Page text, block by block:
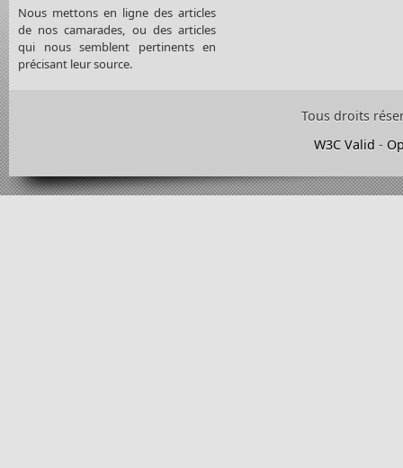
Nous mettons en ligne des articles
de nos camarades, ou des articles
qui nous semblent pertinents en
précisant leur source.
Tous droits
W3C Valid -